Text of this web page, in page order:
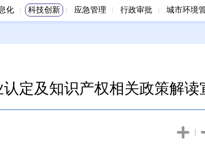
化 科技创新 应急管理 行政审批 城市环境
认定及知识产权相关政策解
|